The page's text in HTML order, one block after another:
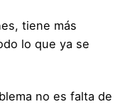
tiene más
lo que ya se
no es falta de